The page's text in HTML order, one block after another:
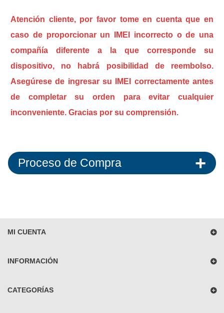
Atención cliente, por favor tome en cuenta que en
caso de proporcionar un IMEI incorrecto o de una
compañía diferente a la que corresponde su
dispositivo, no habrá posibilidad de reembolso.
Asegúrese de ingresar su IMEI correctamente antes
de completar su orden para evitar cualquier
inconveniente. Gracias por su comprensión.
Proceso de Compra
MI CUENTA
INFORMACIÓN
CATEGORÍAS